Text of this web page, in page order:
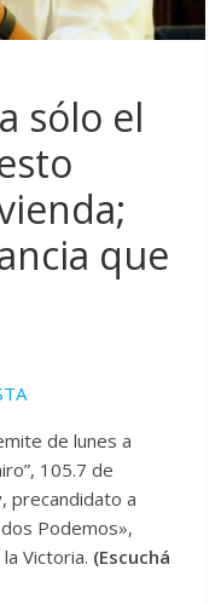
sólo el
que
de lunes a
105.7 de
precandidato a
Podemos»,
Victoria. (Escuchá